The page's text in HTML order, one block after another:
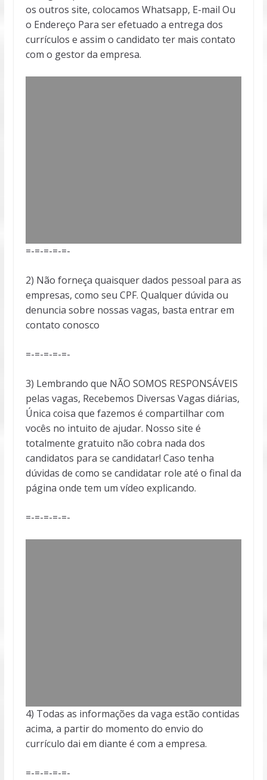
os outros site, colocamos Whatsapp, E-mail Ou
o Endereço Para ser efetuado a entrega dos
currículos e assim o candidato ter mais contato
com o gestor da empresa.
=-=-=-=-=-
2) Não forneça quaisquer dados pessoal para as
empresas, como seu CPF. Qualquer dúvida ou
denuncia sobre nossas vagas, basta entrar em
contato conosco
=-=-=-=-=-
3) Lembrando que NÃO SOMOS RESPONSÁVEIS
pelas vagas, Recebemos Diversas Vagas diárias,
Única coisa que fazemos é compartilhar com
vocês no intuito de ajudar. Nosso site é
totalmente gratuito não cobra nada dos
candidatos para se candidatar! Caso tenha
dúvidas de como se candidatar role até o final da
página onde tem um vídeo explicando.
=-=-=-=-=-
4) Todas as informações da vaga estão contidas
acima, a partir do momento do envio do
currículo dai em diante é com a empresa.
=-=-=-=-=-